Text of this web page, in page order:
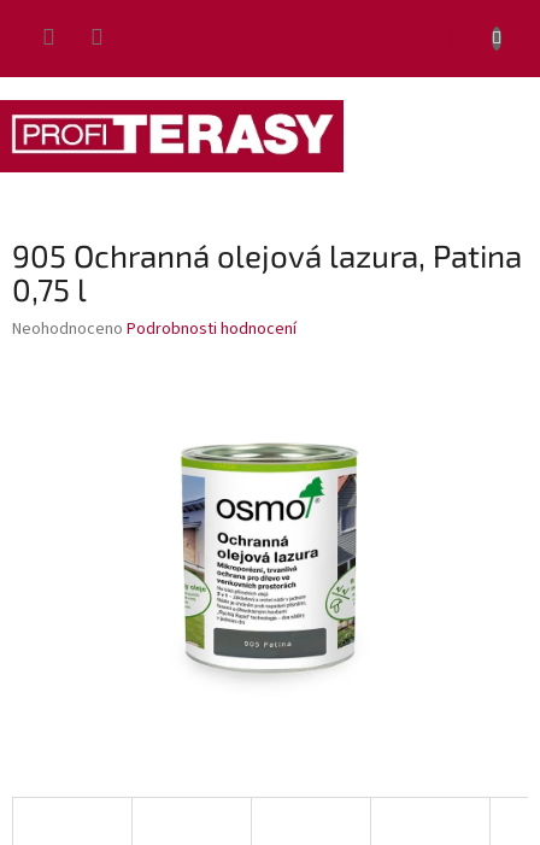
905 Ochranná olejová lazura, Patina
0,75 l
Průměrné
Neohodnoceno Podrobnosti hodnocení